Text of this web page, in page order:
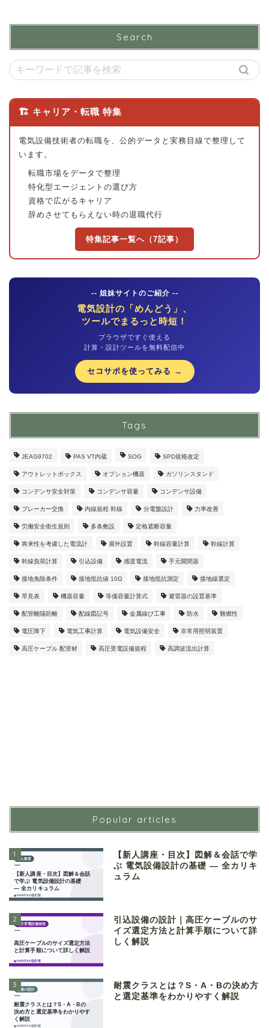
Search
🏗 キャリア・転職 特集
電気設備技術者の転職を、公的データと実務目線で整理して
います。
転職市場をデータで整理
特化型エージェントの選び方
資格で広がるキャリア
辞めさせてもらえない時の退職代行
特集記事一覧へ（7記事）
-- 姐妹サイトのご紹介 --
電気設計の「めんどう」、
ツールでまるっと時短！
ブラウザですぐ使える
計算・設計ツールを無料配信中
セコサポを使ってみる →
Tags
JEAG9702 PAS VT内蔵 SOG SPD規格改定
アウトレットボックス オプション機器 ガソリンスタンド
コンデンサ安全対策 コンデンサ容量 コンデンサ設備
ブレーカー交換 内線規程 幹線 分電盤設計 力率改善
労働安全衛生規則 多条敷設 定格遮断容量
将来性を考慮した電流計 屋外設置 幹線容量計算 幹線計算
幹線負荷計算 引込設備 感度電流 手元開閉器
接地免除条件 接地抵抗値 10Ω 接地抵抗測定 接地線選定
早見表 機器容量 等価容量計算式 避雷器の設置基準
配管離隔距離 配線図記号 金属線ぴ工事 防水 難燃性
電圧降下 電気工事計算 電気設備安全 非常用照明装置
高圧ケーブル 配管材 高圧受電設備規程 高調波流出計算
Popular articles
1
【新人講座・目次】図解＆会話で学
ぶ 電気設備設計の基礎 ― 全カリキ
ュラム
2
引込設備の設計｜高圧ケーブルのサ
イズ選定方法と計算手順について詳
しく解説
3
耐震クラスとは？S・A・Bの決め方
と選定基準をわかりやすく解説